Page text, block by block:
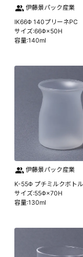
伊藤景パック産業
IK66Φ 140プリーネPC
サイズ:66Φ×50H
容量:140ml
伊藤景パック産業
K-55Φ プチミルクボトル
サイズ:55Φ×70H
容量:130ml